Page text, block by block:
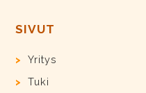
SIVUT
Yritys
Tuki